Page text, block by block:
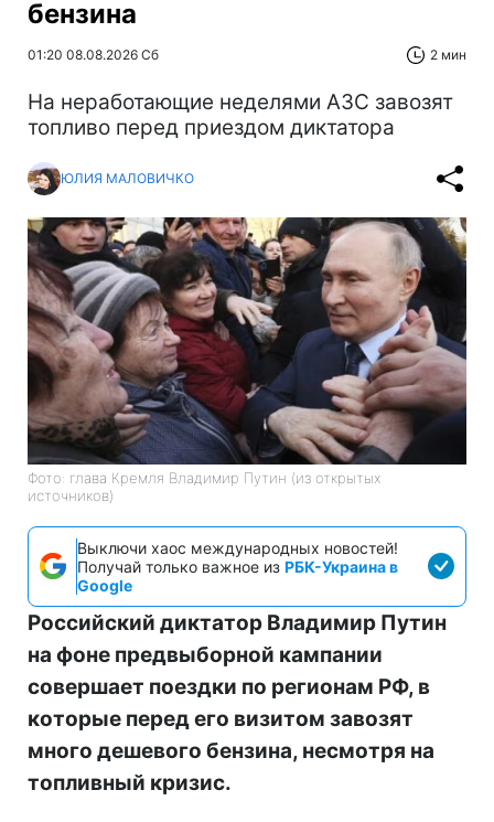
бензина
01:20 08.08.2026 Сб 2 мин
На неработающие неделями АЗС завозят
топливо перед приездом диктатора
ЮЛИЯ МАЛОВИЧКО
Фото: глава Кремля Владимир Путин (из открытых
источников)
Выключи хаос международных новостей!
Получай только важное из РБК-Украина в
Google
Российский диктатор Владимир Путин
на фоне предвыборной кампании
совершает поездки по регионам РФ, в
которые перед его визитом завозят
много дешевого бензина, несмотря на
топливный кризис.